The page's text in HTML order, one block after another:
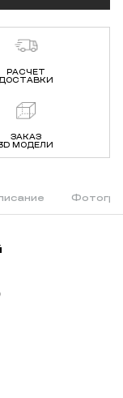
РАСЧЕТ
ДОСТАВКИ
ЗАКАЗ
МОДЕЛИ